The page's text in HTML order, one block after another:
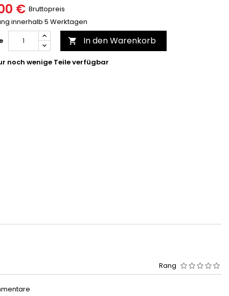
€ Bruttopreis
innerhalb 5 Werktagen
 In den Warenkorb
noch wenige Teile verfügbar
Rang